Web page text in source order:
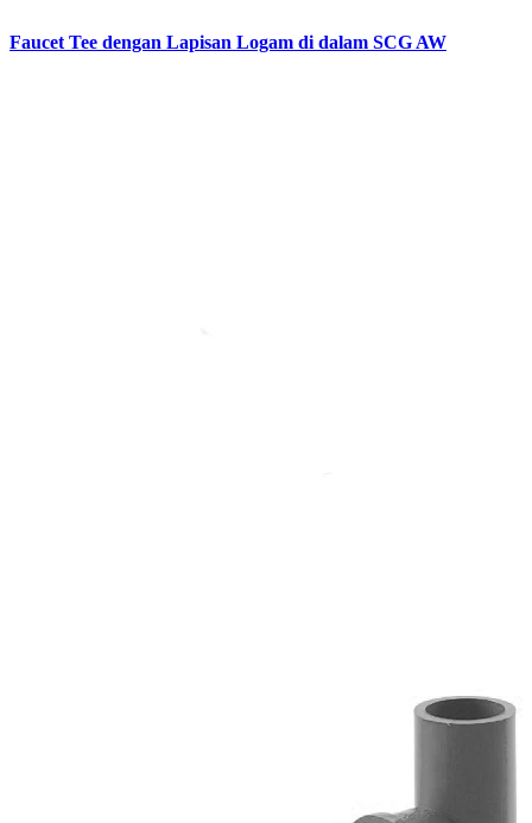
Faucet Tee dengan Lapisan Logam di dalam SCG AW